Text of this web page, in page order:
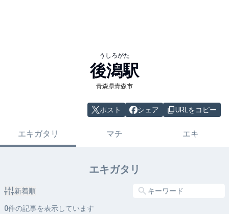
うしろがた
後潟駅
青森県青森市
ポスト シェア URLをコピー
エキガタリ マチ エキ
エキガタリ
新着順
0件の記事を表示しています